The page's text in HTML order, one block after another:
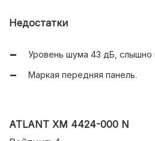
Недостатки
Уровень шума 43 дБ, слышно
Маркая передняя панель.
ATLANT ХМ 4424-000 N